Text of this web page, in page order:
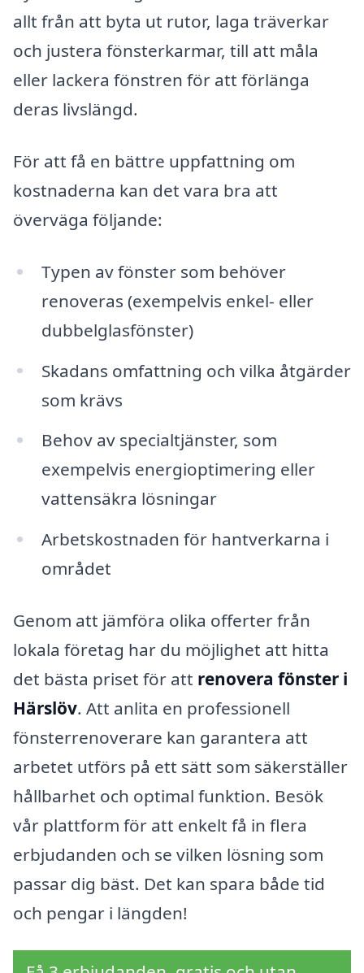
allt från att byta ut rutor, laga träverkar
och justera fönsterkarmar, till att måla
eller lackera fönstren för att förlänga
deras livslängd.
För att få en bättre uppfattning om
kostnaderna kan det vara bra att
överväga följande:
Typen av fönster som behöver
renoveras (exempelvis enkel- eller
dubbelglasfönster)
Skadans omfattning och vilka åtgärder
som krävs
Behov av specialtjänster, som
exempelvis energioptimering eller
vattensäkra lösningar
Arbetskostnaden för hantverkarna i
området
Genom att jämföra olika offerter från
lokala företag har du möjlighet att hitta
det bästa priset för att renovera fönster i
Härslöv. Att anlita en professionell
fönsterrenoverare kan garantera att
arbetet utförs på ett sätt som säkerställer
hållbarhet och optimal funktion. Besök
vår plattform för att enkelt få in flera
erbjudanden och se vilken lösning som
passar dig bäst. Det kan spara både tid
och pengar i längden!